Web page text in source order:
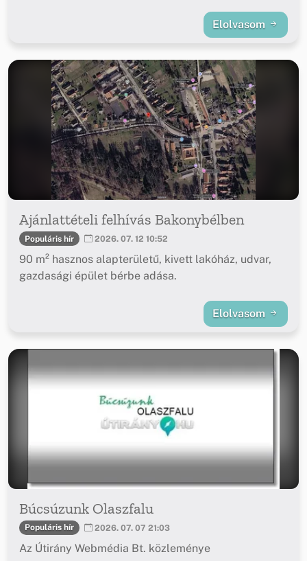
Elolvasom
Ajánlattételi felhívás Bakonybélben
Populáris hír 2026. 07. 12 10:52
90 m² hasznos alapterületű, kivett lakóház, udvar,
gazdasági épület bérbe adása.
Elolvasom
Búcsúzunk Olaszfalu
Populáris hír 2026. 07. 07 21:03
Az Útirány Webmédia Bt. közleménye